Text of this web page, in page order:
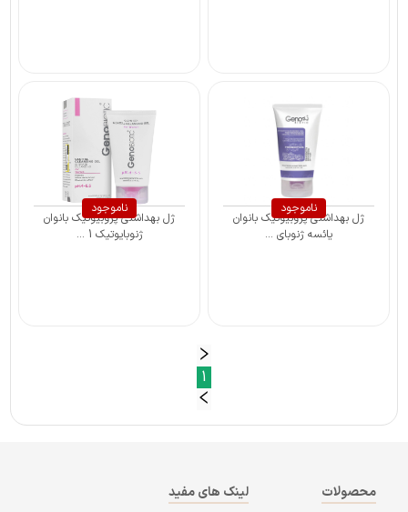
ناموجود
ژل بهداشتی پروبیوتیک بانوان
یائسه ژنوبای ...
ناموجود
ژل بهداشتی پروبیوتیک بانوان
ژنوبایوتیک 1 ...
1
محصولات لینک های مفید